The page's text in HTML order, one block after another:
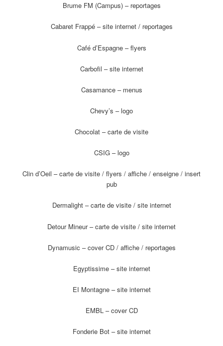
Brume FM (Campus) – reportages
Cabaret Frappé – site internet / reportages
Café d’Espagne – flyers
Carbofil – site internet
Casamance – menus
Chevy’s – logo
Chocolat – carte de visite
CSIG – logo
Clin d’Oeil – carte de visite / flyers / affiche / enseigne / insert
pub
Dermalight – carte de visite / site internet
Detour Mineur – carte de visite / site internet
Dynamusic – cover CD / affiche / reportages
Egyptissime – site internet
EI Montagne – site internet
EMBL – cover CD
Fonderie Bot – site internet